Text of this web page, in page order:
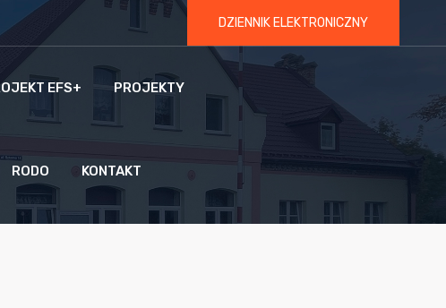
DZIENNIK ELEKTRONICZNY
EFS+ PROJEKTY
RODO KONTAKT